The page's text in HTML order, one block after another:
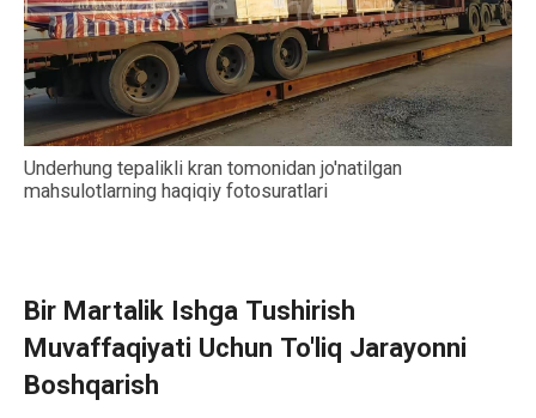
Underhung tepalikli kran tomonidan jo'natilgan
mahsulotlarning haqiqiy fotosuratlari
Bir Martalik Ishga Tushirish
Muvaffaqiyati Uchun To'liq Jarayonni
Boshqarish